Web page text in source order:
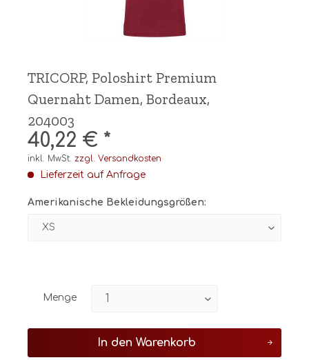
TRICORP, Poloshirt Premium
Quernaht Damen, Bordeaux,
204003
40,22 € *
inkl. MwSt. zzgl. Versandkosten
Lieferzeit auf Anfrage
Amerikanische Bekleidungsgrößen:
Menge
In den Warenkorb